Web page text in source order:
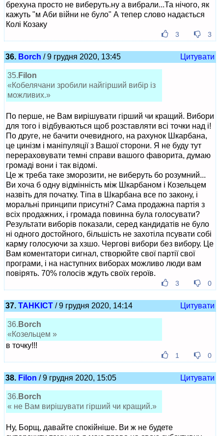
брехуна просто не виберуть.ну а вибрали...Та нічого, як
кажуть "м Аби війни не було" А тепер слово надається
Колі Козаку
3 3
36. Borch / 9 грудня 2020, 13:45 Цитувати
35. Filon
«Кобелячани зробили найгірший вибір із
можливих.»
По перше, не Вам вирішувати гірший чи кращий. Вибори
для того і відбуваються щоб розставляти всі точки над і!
По друге, не бачити очевидного, на рахунок Шкарбана,
це цинізм і маніпуляції з Вашої сторони. Я не буду тут
перераховувати темні справи вашого фаворита, думаю
громаді вони і так відомі.
Це ж треба таке зморозити, не виберуть бо розумний...
Ви хоча б одну відмінність між Шкарбаном і Козельцем
назвіть для початку. Тіпа в Шкарбана все по закону, і
моральні принципи присутні? Сама продажна партія з
всіх продажних, і громада повинна була голосувати?
Результати виборів показали, серед кандидатів не було
ні одного достойного, більшість не захотіла псувати собі
карму голосуючи за хзшо. Чергові вибори без вибору. Це
Вам коментатори сигнал, створюйте свої партії свої
програми, і на наступних виборах можливо люди вам
повірять. 70% голосів ждуть своїх героїв.
3 0
37. TAHKICT / 9 грудня 2020, 14:14 Цитувати
36. Borch
«Козельцем »
в точку!!!
1 0
38. Filon / 9 грудня 2020, 15:05 Цитувати
36. Borch
« не Вам вирішувати гірший чи кращий.»
Ну, Борщ, давайте спокійніше. Ви ж не будете